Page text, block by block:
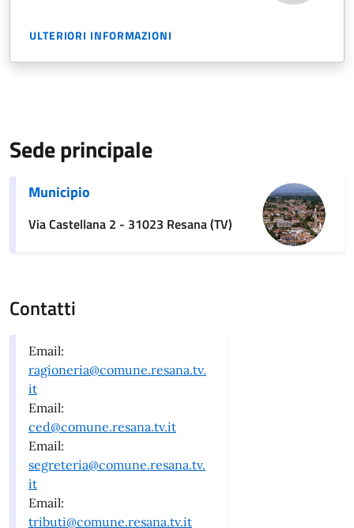
ULTERIORI INFORMAZIONI
Sede principale
Municipio
Via Castellana 2 - 31023 Resana (TV)
Contatti
Email:
ragioneria@comune.resana.tv.
it
Email:
ced@comune.resana.tv.it
Email:
segreteria@comune.resana.tv.
it
Email:
tributi@comune.resana.tv.it